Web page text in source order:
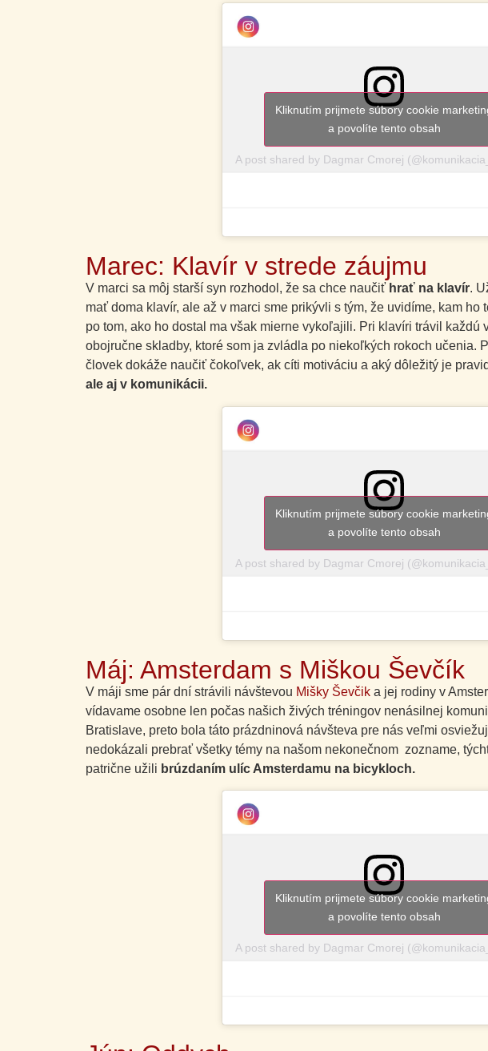
A post shared by Dagmar Cmorej
Kliknutím prijmete súbory cookie
a povolíte tento obsah
Marec: Klavír v strede záujmu
V marci sa môj starší syn rozhodol, že sa chce naučiť hrať na klavír.
mať doma klavír, ale až v marci sme prikývli s tým, že uvidíme, kam ho
po tom, ako ho dostal ma však mierne vykoľajili. Pri klavíri trávil každú
obojručne skladby, ktoré som ja zvládla po niekoľkých rokoch učenia.
človek dokáže naučiť čokoľvek, ak cíti motiváciu a aký dôležitý je
ale aj v komunikácii.
A post shared by Dagmar Cmorej
Kliknutím prijmete súbory cookie
a povolíte tento obsah
Máj: Amsterdam s Miškou Ševčík
V máji sme pár dní strávili návštevou Mišky Ševčik a jej rodiny v
vídavame osobne len počas našich živých tréningov nenásilnej
Bratislave, preto bola táto prázdninová návšteva pre nás veľmi
nedokázali prebrať všetky témy na našom nekonečnom zozname,
patrične užili brúzdaním ulíc Amsterdamu na bicykloch.
A post shared by Dagmar Cmorej
Kliknutím prijmete súbory cookie
a povolíte tento obsah